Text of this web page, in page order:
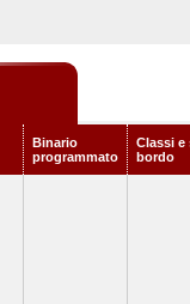
Binario
programmato
Classi e
bordo